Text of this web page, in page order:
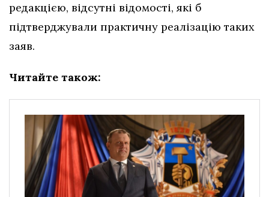
редакцією, відсутні відомості, які б
підтверджували практичну реалізацію таких
заяв.
Читайте також: